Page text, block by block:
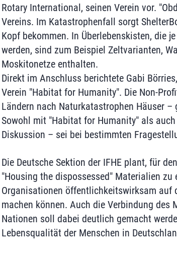
Rotary International, seinen Verein vor.
Vereins. Im Katastrophenfall sorgt
Kopf bekommen. In Überlebenskisten, die
werden, sind zum Beispiel Zeltvarianten,
Moskitonetze enthalten.
Direkt im Anschluss berichtete Gabi
Verein "Habitat for Humanity". Die Non-
Ländern nach Naturkatastrophen Häuser
Sowohl mit "Habitat for Humanity" als
Diskussion – sei bei bestimmten
Die Deutsche Sektion der IFHE plant, für
"Housing the dispossessed" Materialien zu
Organisationen öffentlichkeitswirksam auf
machen können. Auch die Verbindung
Nationen soll dabei deutlich gemacht
Lebensqualität der Menschen in